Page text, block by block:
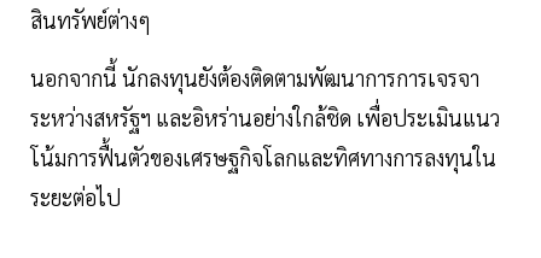
สินทรัพย์ต่างๆ
นอกจากนี้ นักลงทุนยังต้องติดตามพัฒนาการการเจรจา
ระหว่างสหรัฐฯ และอิหร่านอย่างใกล้ชิด เพื่อประเมินแนว
โน้มการฟื้นตัวของเศรษฐกิจโลกและทิศทางการลงทุนใน
ระยะต่อไป